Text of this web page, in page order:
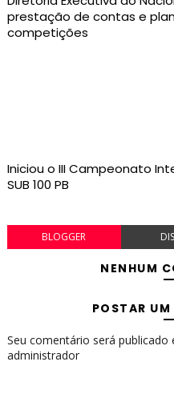
prestação de contas e
competições
Iniciou o III Campeonato
SUB 100 PB
BLOGGER
NENHUM
POSTAR
Seu comentário será
administrador